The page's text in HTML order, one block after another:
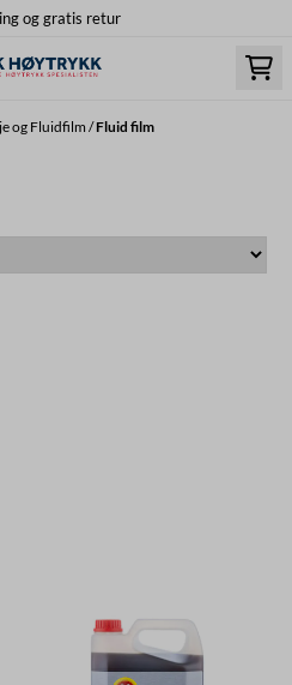
og gratis retur
og Fluidfilm /Fluid film